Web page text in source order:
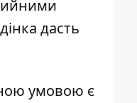
дасть
умовою є